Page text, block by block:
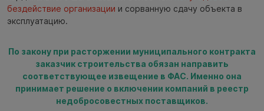
бездействие организации и сорванную сдачу объекта в
эксплуатацию.
По закону при расторжении муниципального контракта
заказчик строительства обязан направить
соответствующее извещение в ФАС. Именно она
принимает решение о включении компаний в реестр
недобросовестных поставщиков.